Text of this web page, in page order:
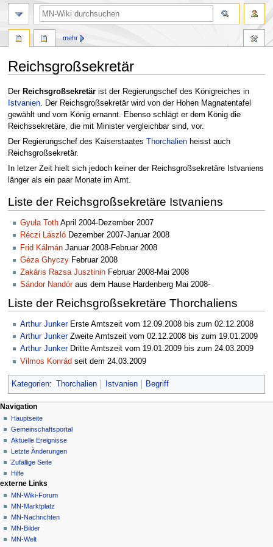
Reichsgroßsekretär
Zur
Navigation
springen
Zur
Suche
springen
Der Reichsgroßsekretärist der Regierungschef des Königreiches in
Istvanien. Der Reichsgroßsekretär wird von der Hohen Magnatentafel
gewählt und vom König ernannt. Ebenso schlägt er dem König die
Reichssekretäre, die mit Minister vergleichbar sind, vor.
Der Regierungschef des Kaiserstaates
Thorchalienheisst auch
Reichsgroßsekretär.
In letzer Zeit hielt sich jedoch keiner der Reichsgroßsekretäre Istvaniens
länger als ein paar Monate im Amt.
Liste der Reichsgroßsekretäre Istvaniens
Gyula Toth April 2004-Dezember 2007
Réczi László Dezember 2007-Januar 2008
Frid Kálmán Januar 2008-Februar 2008
Géza Ghyczy Februar 2008
Zakáris Razsa Jusztinin Februar 2008-Mai 2008
Sándor Nandóraus dem Hause Hardenberg Mai 2008-
Liste der Reichsgroßsekretäre Thorchaliens
Arthur JunkerErste Amtszeit vom 12.09.2008 bis zum 02.12.2008
Arthur JunkerZweite Amtszeit vom 02.12.2008 bis zum 19.01.2009
Arthur JunkerDritte Amtszeit vom 19.01.2009 bis zum 24.03.2009
Vilmos Konrád seit dem 24.03.2009
Kategorien: Thorchalien Istvanien Begriff
Navigationsmenü
Seitenaktionen
Seite
Diskussion
Lesen
Quelltext
anzeigen
Versionsgeschichte
mehr
Meine Werkzeuge
Nicht
angemeldet
Diskussionsseite
Beiträge
Anmelden
Navigation
Hauptseite
Gemeinschafts­portal
Aktuelle Ereignisse
Letzte Änderungen
Zufällige Seite
Hilfe
Suche
externe Links
MN-Wiki-Forum
MN-Marktplatz
MN-Nachrichten
MN-Bilder
MN-Welt